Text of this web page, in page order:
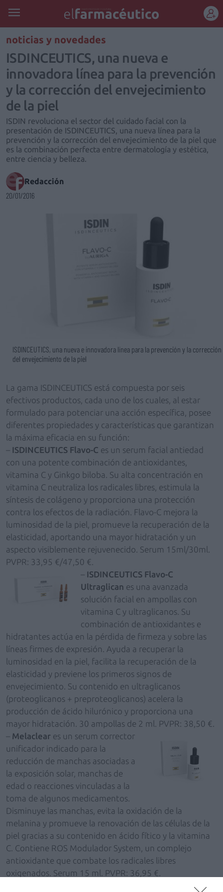
REGÍSTRATE
noticias y novedades
ISDINCEUTICS, una nueva e
innovadora línea para la prevención
y la corrección del envejecimiento
de la piel
ISDIN revoluciona el sector del cuidado facial con la
presentación de ISDINCEUTICS, una nueva línea para la
prevención y la corrección del envejecimiento de la piel que
es la combinación perfecta entre dermatología y estética,
entre ciencia y belleza.
Redacción
20/01/2016
ISDINCEUTICS, una nueva e innovadora línea para la prevención y la corrección
del envejecimiento de la piel
La gama ISDINCEUTICS está compuesta por seis
efectivos productos, cada uno de los cuales, al estar
formulado para potenciar una acción específica, posee
diferentes propiedades y características que garantizan
la máxima eficacia en su función:
– ISDINCEUTICS Flavo-C es un serum facial antiedad
con una potente combinación de antioxidantes,
vitamina C y Ginkgo biloba. Su alta concentración en
vitamina C neutraliza los radicales libres, estimula la
síntesis de colágeno y proporciona una protección
contra los efectos de la radiación. Flavo-C mejora la
luminosidad de la piel, promueve la recuperación de la
elasticidad, aportando una mayor hidratación y un
aspecto visiblemente rejuvenecido. Serum 15ml/30ml.
PVPR: 33,95 €/47,50 €.
– ISDINCEUTICS Flavo-C
Ultraglican es una avanzada
solución facial en ampollas con
vitamina C y ultraglicanos. Su
combinación de antioxidantes e
hidratantes actúa en la pérdida de firmeza y sobre las
líneas firmes de expresión. Ayuda a recuperar la
luminosidad en la piel, facilita la recuperación de la
elasticidad y previene los primeros signos de
envejecimiento. Su contenido en ultraglicanos
(proteoglicanos + preproteoglicanos) acelera la
producción de ácido hilurónico y proporciona una
mayor hidratación. 30 ampollas de 2 ml. PVPR: 38,50 €.
– Melaclear es un serum corrector
unificador indicado para la
reducción de manchas asociadas a
la exposición solar, manchas de
edad o reacciones vinculadas a la
toma de algunos medicamentos.
Disminuye las manchas, evita la oxidación de la
melanina y promueve la renovación de las células de la
piel gracias a su contenido en ácido fítico y la vitamina
C. Contiene ROS Modulador System, un complejo
antioxidante que combate los radicales libres
oxigenados. Serum 15 ml. PVPR: 36,95 €.
es una crema de acción